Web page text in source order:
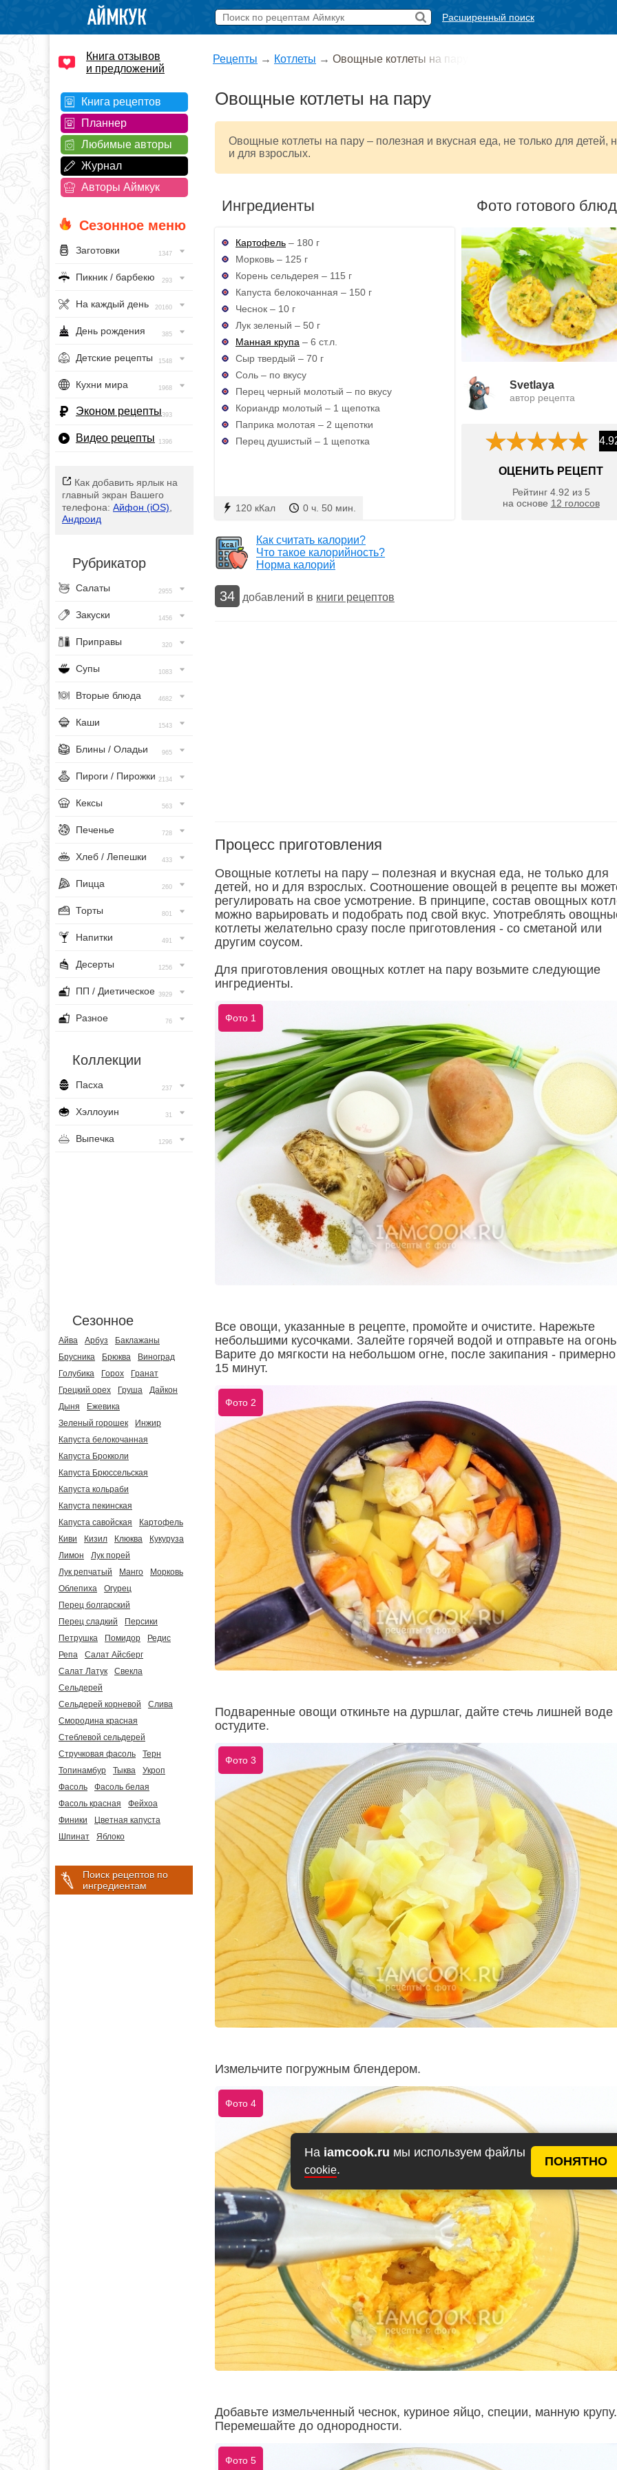
На iamcook.ru мы используем файлы
cookie.
ПОНЯТНО
Расширенный поиск
Книга отзывов
и предложений
Книга рецептов
Планнер
Любимые авторы
Журнал
Авторы Аймкук
Сезонное меню
Заготовки 1347
Пикник / барбекю 293
На каждый день 20160
День рождения 385
Детские рецепты 1548
Кухни мира 1968
Эконом рецепты393
Видео рецепты 1396
Как добавить ярлык на
главный экран Вашего
телефона: Айфон (iOS)
Андроид
Рубрикатор
Салаты 2955
Закуски 1456
Приправы 320
Супы 1083
Вторые блюда 4682
Каши 1543
Блины / Оладьи 965
Пироги / Пирожки 2134
Кексы 563
Печенье 728
Хлеб / Лепешки 433
Пицца 260
Торты 801
Напитки 491
Десерты 1256
ПП / Диетическое 3929
Разное 76
Коллекции
Пасха 237
Хэллоуин 31
Выпечка 1296
Сезонное
Айва Арбуз
Баклажаны
Брусника
Брюква
Виноград
Голубика
Горох
Гранат
Грецкий орех
Груша
Дайкон
Дыня
Ежевика
Зеленый горошек
Инжир
Капуста белокочанная
Капуста Брокколи
Капуста Брюссельская
Капуста кольраби
Капуста пекинская
Капуста савойская
Картофель
Киви
Кизил Клюква
Кукуруза
Лимон
Лук порей
Лук репчатый
Манго
Морковь
Облепиха
Огурец
Перец болгарский
Перец сладкий
Персики
Петрушка
Помидор
Редис
Репа
Салат Айсберг
Салат Латук
Свекла
Сельдерей
Сельдерей корневой
Слива
Смородина красная
Стеблевой сельдерей
Стручковая фасоль
Терн
Топинамбур
Тыква
Укроп
Фасоль
Фасоль белая
Фасоль красная
Фейхоа
Финики
Цветная капуста
Шпинат
Яблоко
Поиск рецептов по
ингредиентам
Рецепты → Котлеты → Овощные котлеты на пару
Овощные котлеты на пару
​Овощные котлеты на пару – полезная и вкусная еда, не только для детей,
и для взрослых.
Ингредиенты
Картофель – 180 г
Морковь – 125 г
Корень сельдерея – 115 г
Капуста белокочанная – 150 г
Чеснок – 10 г
Лук зеленый – 50 г
Манная крупа – 6 ст.л.
Сыр твердый – 70 г
Соль – по вкусу
Перец черный молотый – по вкусу
Кориандр молотый – 1 щепотка
Паприка молотая – 2 щепотки
Перец душистый – 1 щепотка
120 кКал 0 ч. 50 мин.
Фото готового
Svetlaya
автор рецепта
ОЦЕНИТЬ РЕЦЕПТ
Рейтинг 4.92 из 5
на основе 12 голосов
Как считать калории?
Что такое калорийность?
Норма калорий
34 добавлений в книги рецептов
Процесс приготовления
Овощные котлеты на пару – полезная и вкусная еда, не только для
детей, но и для взрослых. Соотношение овощей в рецепте вы
регулировать на свое усмотрение. В принципе, состав овощных
можно варьировать и подобрать под свой вкус. Употреблять
котлеты желательно сразу после приготовления - со сметаной или
другим соусом.
Для приготовления овощных котлет на пару возьмите следующие
ингредиенты.
Фото 1
Все овощи, указанные в рецепте, промойте и очистите. Нарежьте
небольшими кусочками. Залейте горячей водой и отправьте на
Варите до мягкости на небольшом огне, после закипания -
15 минут.
Фото 2
Подваренные овощи откиньте на дуршлаг, дайте стечь лишней воде
остудите.
Фото 3
Измельчите погружным блендером.
Фото 4
Добавьте измельченный чеснок, куриное яйцо, специи, манную крупу.
Перемешайте до однородности.
Фото 5